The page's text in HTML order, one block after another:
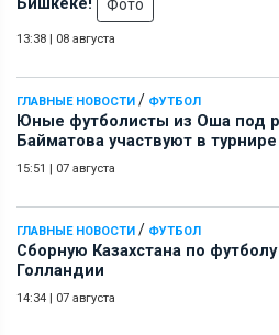
Бишкеке!
Фото
13:38 | 08 августа
ГЛАВНЫЕ НОВОСТИ / ФУТБОЛ
Юные футболисты из Оша под
Байматова участвуют в
15:51 | 07 августа
ГЛАВНЫЕ НОВОСТИ / ФУТБОЛ
Сборную Казахстана по
Голландии
14:34 | 07 августа